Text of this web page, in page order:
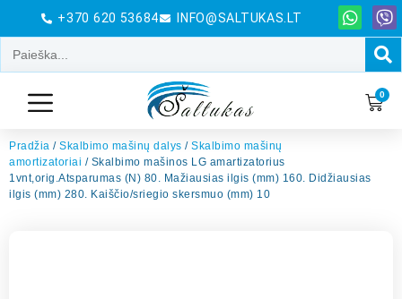
+370 620 53684 INFO@SALTUKAS.LT
0
Pradžia / Skalbimo mašinų dalys / Skalbimo mašinų
amortizatoriai / Skalbimo mašinos LG amartizatorius
1vnt,orig.Atsparumas (N) 80. Mažiausias ilgis (mm) 160. Didžiausias
ilgis (mm) 280. Kaiščio/sriegio skersmuo (mm) 10